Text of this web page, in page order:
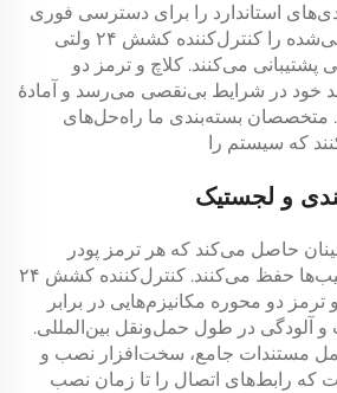
استاندارد را برای دسترسی فوری
را کنترل‌کننده کشش ۲۴ ولتی
پشتیبانی می‌کنند. کلاچ و ترمز دو
خود در شرایط بی‌نقصی می‌رسد و آمادهٔ
متخصصان بسته‌بندی ما راه‌حل‌های
که سیستم را
و لجستیک
حاصل می‌کند که هر ترمز پودر
حفظ می‌کنند.
کنترل‌کننده کشش ۲۴
ترمز دو محوره مکانیزم‌هایی در برابر
آلودگی در طول حمل‌ونقل بین‌المللی.
مستندات جامع، سخت‌افزار نصب و
رابط‌های اتصال را تا زمان نصب